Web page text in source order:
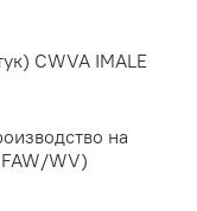
CWVA IMALE
на
WV)